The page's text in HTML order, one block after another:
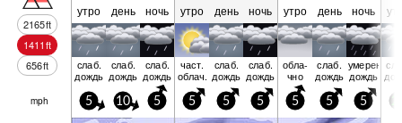
2165ft
1411ft
656ft
утро день ночь утро день ночь утро день ночь
слаб.
дождь
слаб.
дождь
слаб.
дождь
част.
облач.
слаб.
дождь
слаб.
дождь
обла­
чно
слаб.
дождь
умерен.
дождь
mph 5 10 5 5 5 5 5 5 5